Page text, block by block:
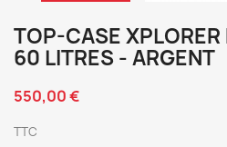
TOP-CASE
60 LITRES - ARGENT
550,00 €
TTC